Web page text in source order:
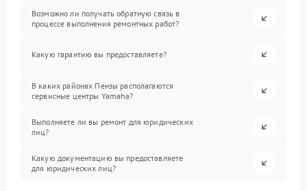
Возможно ли получать обратную связь в
процессе выполнения ремонтных работ?
Какую гарантию вы предоставляете?
В каких районах Пензы располагаются
сервисные центры Yamaha?
Выполняете ли вы ремонт для юридических
лиц?
Какую документацию вы предоставляете
для юридических лиц?